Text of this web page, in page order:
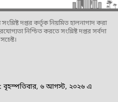
দপ্তর কর্তৃক নিয়মিত হালনাগাদ করা
নিশ্চিত করতে সংশ্লিষ্ট দপ্তর সর্বদা
সচেষ্ট।
বৃহস্পতিবার, ৬ আগস্ট, ২০২৬ এ